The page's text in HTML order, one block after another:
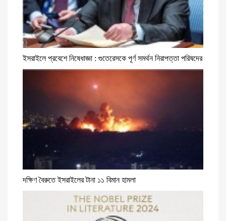
ইসরাইলে প্রবেশে নিষেধাজ্ঞা : গুতেরেসকে পূর্ণ সমর্থন নিরাপত্তা পরিষদের
দক্ষিণ বৈরুতে ইসরাইলের টানা ১১ বিমান হামলা